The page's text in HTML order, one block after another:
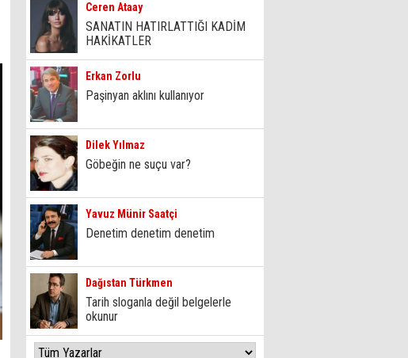
Ceren Ataay
SANATIN HATIRLATTIĞI KADİM
HAKİKATLER
Erkan Zorlu
Paşinyan aklını kullanıyor
Dilek Yılmaz
Göbeğin ne suçu var?
Yavuz Münir Saatçi
Denetim denetim denetim
Dağıstan Türkmen
Tarih sloganla değil belgelerle
okunur